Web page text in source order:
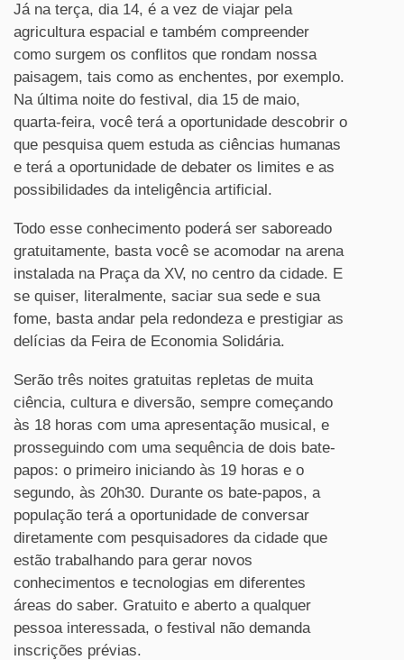
Já na terça, dia 14, é a vez de viajar pela
agricultura espacial e também compreender
como surgem os conflitos que rondam nossa
paisagem, tais como as enchentes, por exemplo.
Na última noite do festival, dia 15 de maio,
quarta-feira, você terá a oportunidade descobrir o
que pesquisa quem estuda as ciências humanas
e terá a oportunidade de debater os limites e as
possibilidades da inteligência artificial.
Todo esse conhecimento poderá ser saboreado
gratuitamente, basta você se acomodar na arena
instalada na Praça da XV, no centro da cidade. E
se quiser, literalmente, saciar sua sede e sua
fome, basta andar pela redondeza e prestigiar as
delícias da Feira de Economia Solidária.
Serão três noites gratuitas repletas de muita
ciência, cultura e diversão, sempre começando
às 18 horas com uma apresentação musical, e
prosseguindo com uma sequência de dois bate-
papos: o primeiro iniciando às 19 horas e o
segundo, às 20h30. Durante os bate-papos, a
população terá a oportunidade de conversar
diretamente com pesquisadores da cidade que
estão trabalhando para gerar novos
conhecimentos e tecnologias em diferentes
áreas do saber. Gratuito e aberto a qualquer
pessoa interessada, o festival não demanda
inscrições prévias.